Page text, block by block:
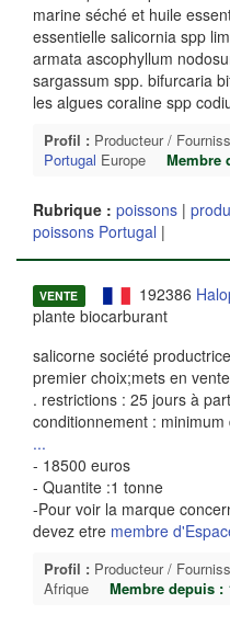
marine séché et huile
essentielle salicornia spp
armata ascophyllum
sargassum spp. bifurcaria
les algues coraline spp
Profil : Producteur /
Portugal Europe Membre
Rubrique : poissons |
poissons Portugal |
VENTE 192386
plante biocarburant
salicorne société
premier choix;mets en
. restrictions : 25 jours à
conditionnement :
...
- 18500 euros
- Quantite :1 tonne
-Pour voir la marque
devez etre membre
Profil : Producteur /
Afrique
Membre depuis :